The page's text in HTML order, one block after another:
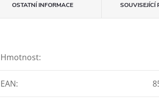
OSTATNÍ INFORMACE SOUVISEJÍCÍ
Hmotnost:
EAN: